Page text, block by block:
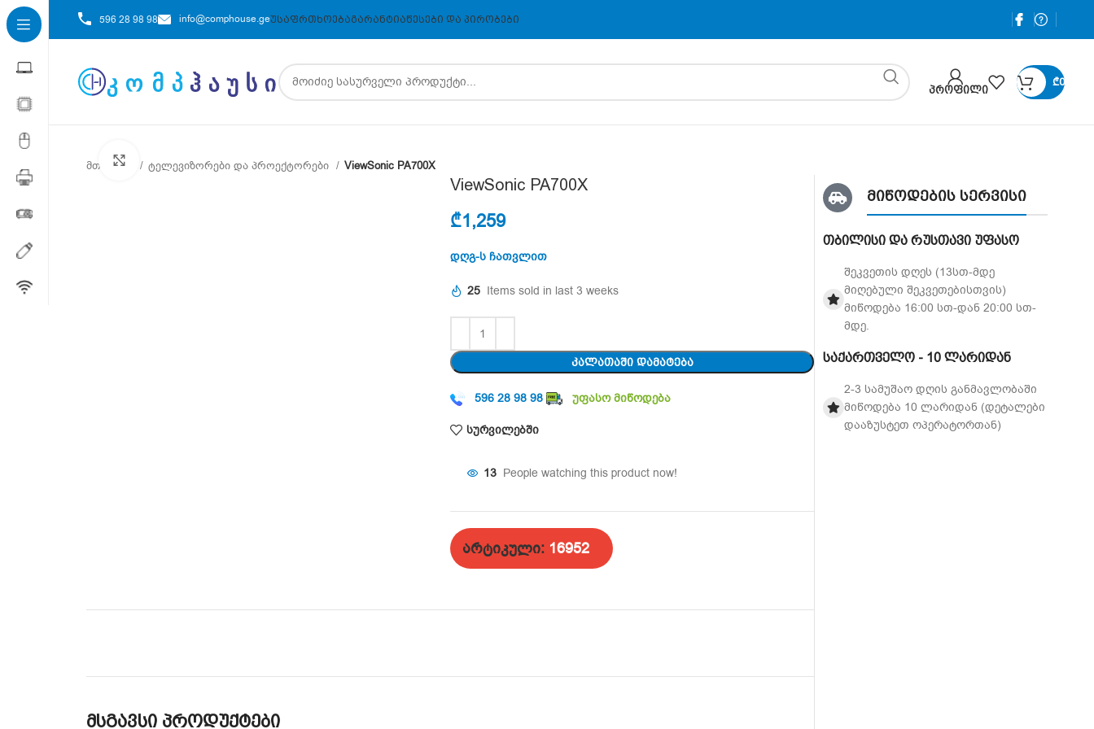
596 28 98 98 info@comphouse.geᲣᲡᲐᲤᲠᲗᲮᲝᲔᲑᲐᲒᲐᲠᲐᲜᲢᲘᲐᲬᲔᲡᲔᲑᲘ ᲓᲐ ᲞᲘᲠᲝᲑᲔᲑᲘ
ᲞᲠᲝᲤᲘᲚᲘ
₾0
მთავარი ტელევიზორები და პროექტორები ViewSonic PA700X
Click to enlarge
ViewSonic PA700X
₾1,259
დღგ-ს ჩათვლით
25 Items sold in last 3 weeks
ᲙᲐᲚᲐᲗᲐᲨᲘ ᲓᲐᲛᲐᲢᲔᲑᲐ
596 28 98 98 უფასო მიწოდება
სურვილებში
13 People watching this product now!
არტიკული: 16952
მსგავსი პროდუქტები
მიწოდების სერვისი
თბილისი და რუსთავი უფასო
შეკვეთის დღეს (13სთ-მდე
მიღებული შეკვეთებისთვის)
მიწოდება 16:00 სთ-დან 20:00 სთ-
მდე.
საქართველო - 10 ლარიდან
2-3 სამუშაო დღის განმავლობაში
მიწოდება 10 ლარიდან (დეტალები
დააზუსტეთ ოპერატორთან)